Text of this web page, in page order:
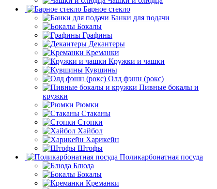
Барное стекло
Банки для подачи
Бокалы
Графины
Декантеры
Креманки
Кружки и чашки
Кувшины
Олд фэшн (рокс)
Пивные бокалы и
кружки
Рюмки
Стаканы
Стопки
Хайбол
Харикейн
Штофы
Поликарбонатная посуда
Блюда
Бокалы
Креманки